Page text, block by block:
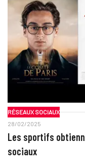
RÉSEAUX SOCIAUX
28/02/2025
Les sportifs
sociaux